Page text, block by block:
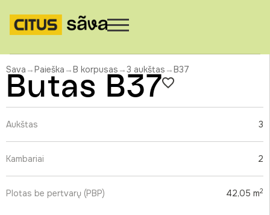
Sava →Paieška →B korpusas →3 aukštas →B37
Butas B37
Aukštas 3
Kambariai 2
Plotas be pertvarų (PBP) 42,05 m2